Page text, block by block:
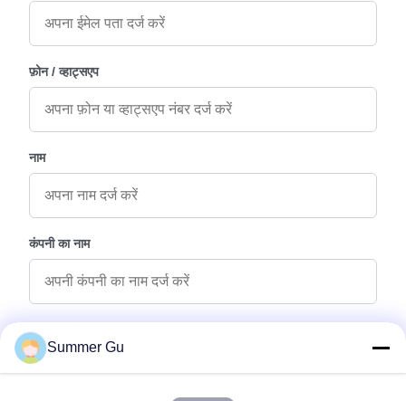
फ़ोन / व्हाट्सएप
नाम
कंपनी का नाम
पूछताछ संदेश
Summer Gu